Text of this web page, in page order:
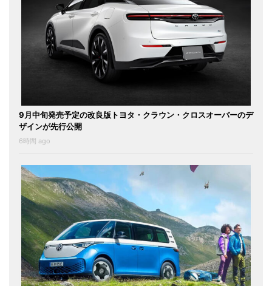
9月中旬発売予定の改良版トヨタ・クラウン・クロスオーバーのデ
ザインが先行公開
6時間 ago